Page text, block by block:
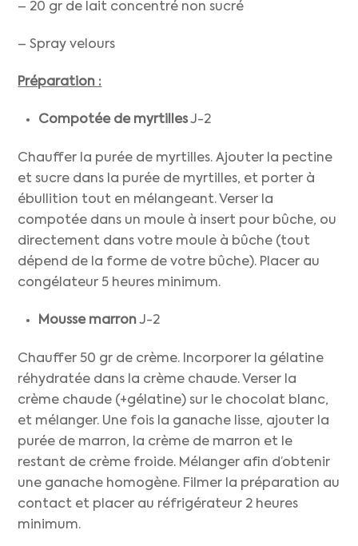
– 20 gr de lait concentré non sucré
– Spray velours
Préparation :
Compotée de myrtillesJ-2
Chauffer la purée de myrtilles. Ajouter la pectine
et sucre dans la purée de myrtilles, et porter à
ébullition tout en mélangeant. Verser la
compotée dans un moule à insert pour bûche, ou
directement dans votre moule à bûche (tout
dépend de la forme de votre bûche). Placer au
congélateur 5 heures minimum.
Mousse marronJ-2
Chauffer 50 gr de crème. Incorporer la gélatine
réhydratée dans la crème chaude. Verser la
crème chaude (+gélatine) sur le chocolat blanc,
et mélanger. Une fois la ganache lisse, ajouter la
purée de marron, la crème de marron et le
restant de crème froide. Mélanger afin d’obtenir
une ganache homogène. Filmer la préparation au
contact et placer au réfrigérateur 2 heures
minimum.